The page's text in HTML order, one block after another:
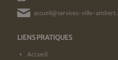
accueil@services-ville-
LIENS PRATIQUES
Accueil